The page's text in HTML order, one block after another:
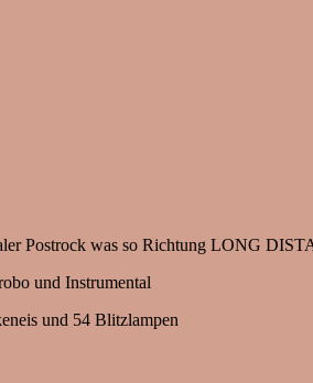
Postrock was so Richtung LONG
und Instrumental
und 54 Blitzlampen